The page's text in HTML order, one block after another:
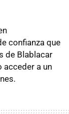
confianza que
de Blablacar
acceder a un